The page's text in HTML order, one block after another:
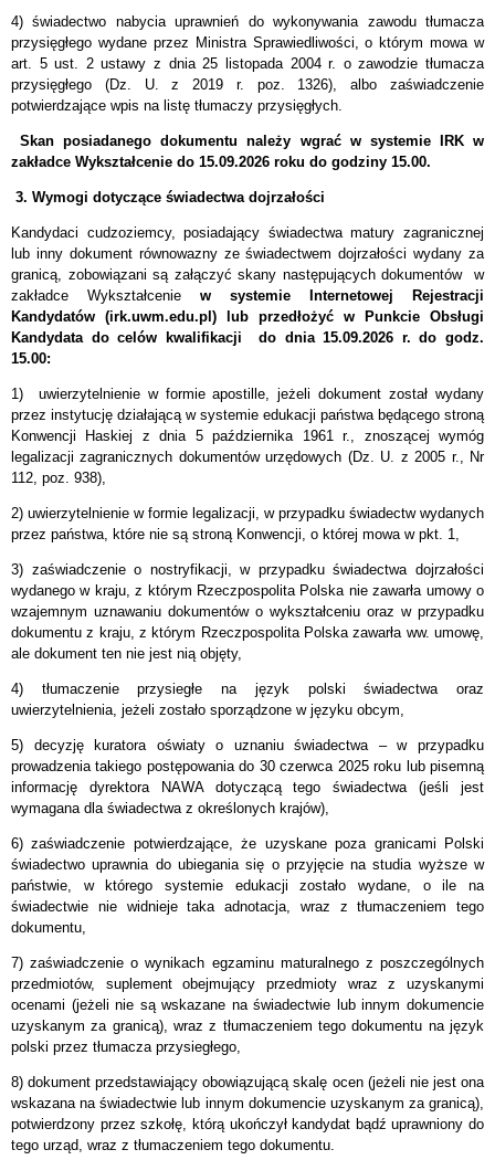
4) świadectwo nabycia uprawnień do wykonywania zawodu tłumacza
przysięgłego wydane przez Ministra Sprawiedliwości, o którym mowa w
art. 5 ust. 2 ustawy z dnia 25 listopada 2004 r. o zawodzie tłumacza
przysięgłego (Dz. U. z 2019 r. poz. 1326), albo zaświadczenie
potwierdzające wpis na listę tłumaczy przysięgłych.
Skan posiadanego dokumentu należy wgrać w systemie IRK w
zakładce Wykształcenie do 15.09.2026 roku do godziny 15.00.
3. Wymogi dotyczące świadectwa dojrzałości
Kandydaci cudzoziemcy, posiadający świadectwa matury zagranicznej
lub inny dokument równowazny ze świadectwem dojrzałości wydany za
granicą, zobowiązani są załączyć skany następujących dokumentów w
zakładce Wykształcenie w systemie Internetowej Rejestracji
Kandydatów (irk.uwm.edu.pl) lub przedłożyć w Punkcie Obsługi
Kandydata do celów kwalifikacji do dnia 15.09.2026 r. do godz.
15.00:
1) uwierzytelnienie w formie apostille, jeżeli dokument został wydany
przez instytucję działającą w systemie edukacji państwa będącego stroną
Konwencji Haskiej z dnia 5 października 1961 r., znoszącej wymóg
legalizacji zagranicznych dokumentów urzędowych (Dz. U. z 2005 r., Nr
112, poz. 938),
2) uwierzytelnienie w formie legalizacji, w przypadku świadectw wydanych
przez państwa, które nie są stroną Konwencji, o której mowa w pkt. 1,
3) zaświadczenie o nostryfikacji, w przypadku świadectwa dojrzałości
wydanego w kraju, z którym Rzeczpospolita Polska nie zawarła umowy o
wzajemnym uznawaniu dokumentów o wykształceniu oraz w przypadku
dokumentu z kraju, z którym Rzeczpospolita Polska zawarła ww. umowę,
ale dokument ten nie jest nią objęty,
4) tłumaczenie przysiegłe na język polski świadectwa oraz
uwierzytelnienia, jeżeli zostało sporządzone w języku obcym,
5) decyzję kuratora oświaty o uznaniu świadectwa – w przypadku
prowadzenia takiego postępowania do 30 czerwca 2025 roku lub pisemną
informację dyrektora NAWA dotyczącą tego świadectwa (jeśli jest
wymagana dla świadectwa z określonych krajów),
6) zaświadczenie potwierdzające, że uzyskane poza granicami Polski
świadectwo uprawnia do ubiegania się o przyjęcie na studia wyższe w
państwie, w którego systemie edukacji zostało wydane, o ile na
świadectwie nie widnieje taka adnotacja, wraz z tłumaczeniem tego
dokumentu,
7) zaświadczenie o wynikach egzaminu maturalnego z poszczególnych
przedmiotów, suplement obejmujący przedmioty wraz z uzyskanymi
ocenami (jeżeli nie są wskazane na świadectwie lub innym dokumencie
uzyskanym za granicą), wraz z tłumaczeniem tego dokumentu na język
polski przez tłumacza przysiegłego,
8) dokument przedstawiający obowiązującą skalę ocen (jeżeli nie jest ona
wskazana na świadectwie lub innym dokumencie uzyskanym za granicą),
potwierdzony przez szkołę, którą ukończył kandydat bądź uprawniony do
tego urząd, wraz z tłumaczeniem tego dokumentu.